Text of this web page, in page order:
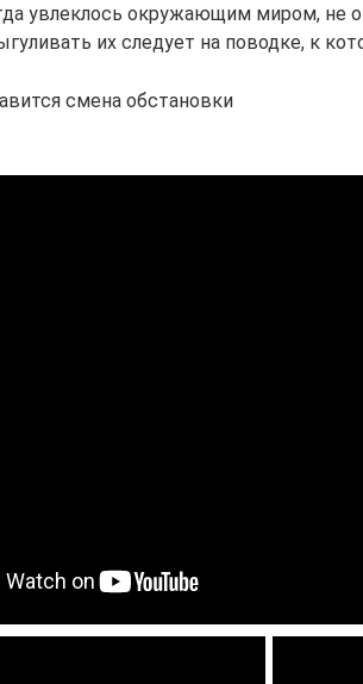
увлеклось окружающим миром, не
их следует на поводке, к
смена обстановки